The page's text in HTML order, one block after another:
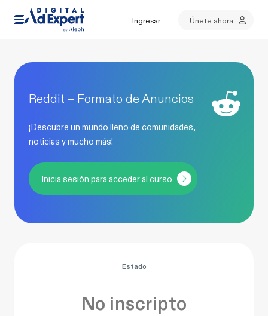
Ingresar Únete ahora
Reddit – Formato de Anuncios
¡Descubre un mundo lleno de comunidades,
noticias y mucho más!
Inicia sesión para acceder al curso
Estado
No inscripto